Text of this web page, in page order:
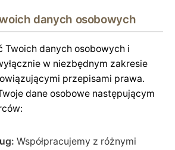
danych osobowych
Twoich danych osobowych i
w niezbędnym zakresie
przepisami prawa.
dane osobowe następującym
Współpracujemy z różnymi